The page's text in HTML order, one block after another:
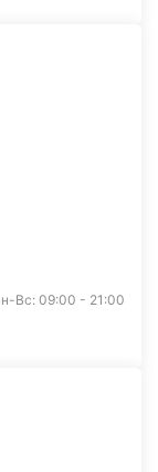
Вс: 09:00 - 21:00